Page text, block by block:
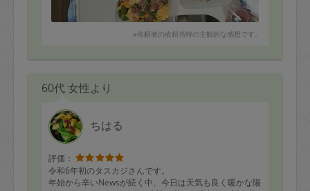
※依頼者の依頼当時の主観的な感想です。
60代 女性より
ちはる
評価：
令和6年初のタスカジさんです。
年始から辛いNewsが続く中、今日は天気も良く暖かな陽